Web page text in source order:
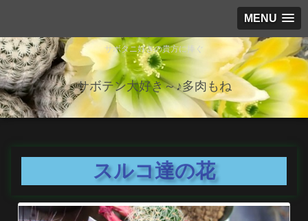
MENU
サボタニ好きの貴方に捧ぐ
サボテン大好き～♪多肉もね
スルコ達の花